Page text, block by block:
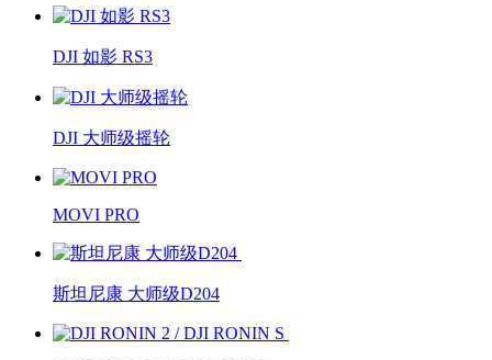
DJI 如影 RS3
DJI 大师级摇轮
MOVI PRO
斯坦尼康 大师级D204